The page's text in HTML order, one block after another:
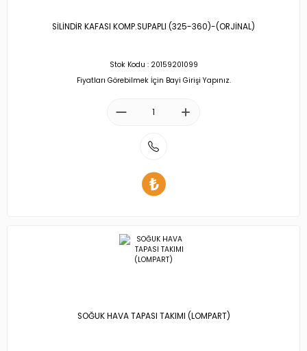
SİLİNDİR KAFASI KOMP.SUPAPLI (325-360)-(ORJİNAL)
Stok Kodu : 20159201099
Fiyatları Görebilmek İçin Bayi Girişi Yapınız.
SOĞUK HAVA TAPASI TAKIMI (LOMPART)